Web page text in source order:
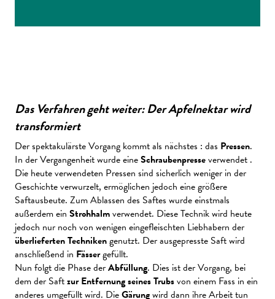
Das Verfahren geht weiter: Der Apfelnektar wird
transformiert
Der spektakulärste Vorgang kommt als nächstes : das Pressen.
In der Vergangenheit wurde eineSchraubenpresseverwendet .
Die heute verwendeten Pressen sind sicherlich weniger in der
Geschichte verwurzelt, ermöglichen jedoch eine größere
Saftausbeute. Zum Ablassen des Saftes wurde einstmals
außerdem ein Strohhalmverwendet. Diese Technik wird heute
jedoch nur noch von wenigen eingefleischten Liebhabern der
überlieferten Technikengenutzt. Der ausgepresste Saft wird
anschließend in Fässergefüllt.
Nun folgt die Phase derAbfüllung. Dies ist der Vorgang, bei
dem der Saftzur Entfernung seines Trubsvon einem Fass in ein
anderes umgefüllt wird. DieGärungwird dann ihre Arbeit tun